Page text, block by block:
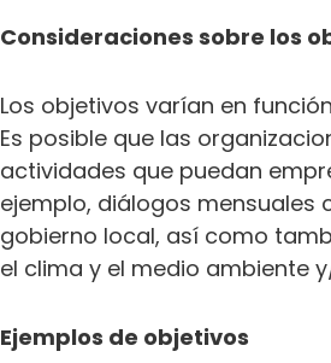
Consideraciones sobre los
Los objetivos varían en
Es posible que las
actividades que puedan
ejemplo, diálogos mensuales
gobierno local, así como
el clima y el medio ambiente
Ejemplos de objetivos